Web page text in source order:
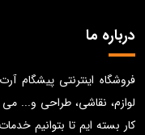
درباره ما
فروشگاه اینترنتی پیشگام
لوازم، نقاشی، طراحی و...
کار بسته ایم تا بتوانیم